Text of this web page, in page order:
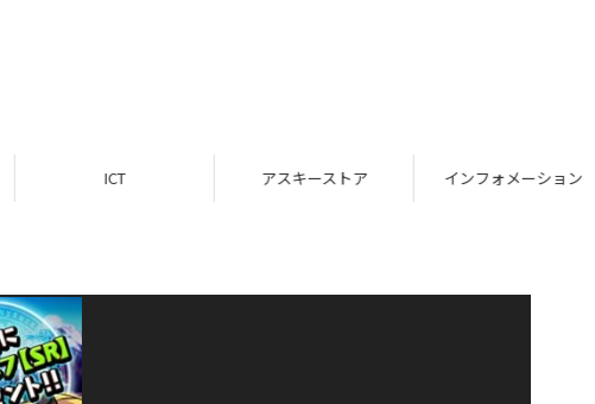
ICT アスキーストア インフォメーション